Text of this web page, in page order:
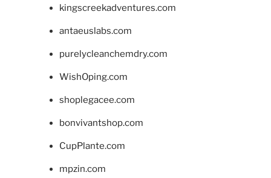
kingscreekadventures.com
antaeuslabs.com
purelycleanchemdry.com
WishOping.com
shoplegacee.com
bonvivantshop.com
CupPlante.com
mpzin.com